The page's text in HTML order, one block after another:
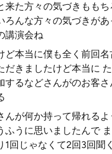
来た方々の気づきもも
ろんな方々の気づきがあ
講演会ね
ど本当に僕も全く前回名
だきましたけど本当に
するなどさんがのお客
んが何か持って帰れるよ
ふうに思いましたんで
1回じゃなくて2回3回聞